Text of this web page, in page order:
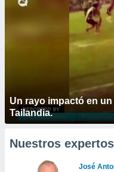
Un rayo impactó en
Tailandia.
Nuestros expertos
José